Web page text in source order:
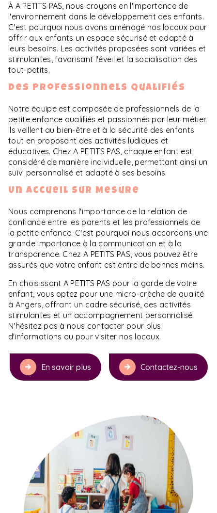
À A PETITS PAS, nous croyons en l'importance de
l'environnement dans le développement des enfants.
C'est pourquoi nous avons aménagé nos locaux pour
offrir aux enfants un espace sécurisé et adapté à
leurs besoins. Les activités proposées sont variées et
stimulantes, favorisant l'éveil et la socialisation des
tout-petits.
Des Professionnels Qualifiés
Notre équipe est composée de professionnels de la
petite enfance qualifiés et passionnés par leur métier.
Ils veillent au bien-être et à la sécurité des enfants
tout en proposant des activités ludiques et
éducatives. Chez A PETITS PAS, chaque enfant est
considéré de manière individuelle, permettant ainsi un
suivi personnalisé et adapté à ses besoins.
Un Accueil Sur Mesure
Nous comprenons l'importance de la relation de
confiance entre les parents et les professionnels de
la petite enfance. C'est pourquoi nous accordons une
grande importance à la communication et à la
transparence. Chez A PETITS PAS, vous pouvez être
assurés que votre enfant est entre de bonnes mains.
En choisissant A PETITS PAS pour la garde de votre
enfant, vous optez pour une micro-crèche de qualité
à Angers, offrant un cadre sécurisé, des activités
stimulantes et un accompagnement personnalisé.
N'hésitez pas à nous contacter pour plus
d'informations ou pour visiter nos locaux.
En savoir plus Contactez-nous